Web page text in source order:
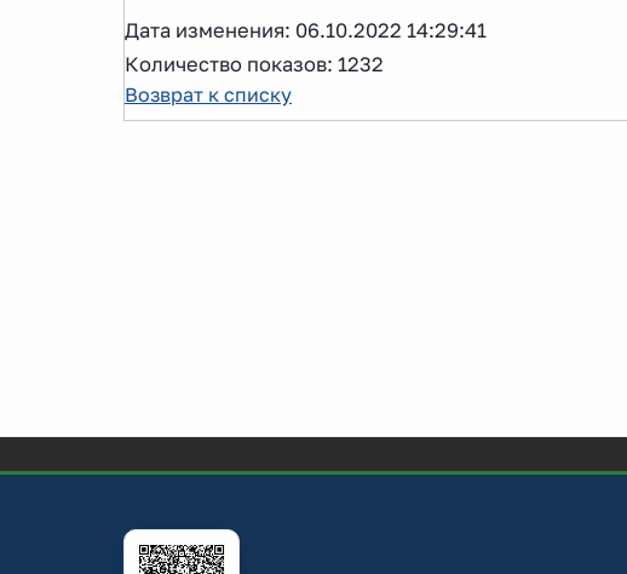
Дата изменения: 06.10.2022 14:29:41
Количество показов: 1232
Возврат к списку